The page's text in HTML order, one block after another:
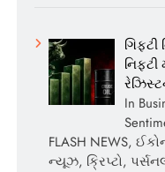
In
FLASH NEWS,
ન્યૂઝ, ક્રિપ્ટો,